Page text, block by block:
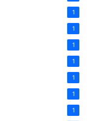
1
1
1
1
1
1
1